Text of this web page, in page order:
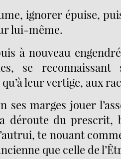
ignorer épuise,
lui-même.
à nouveau
se
leur vertige, aux
ses marges jouer
déroute du prescrit,
te nouant
que celle de